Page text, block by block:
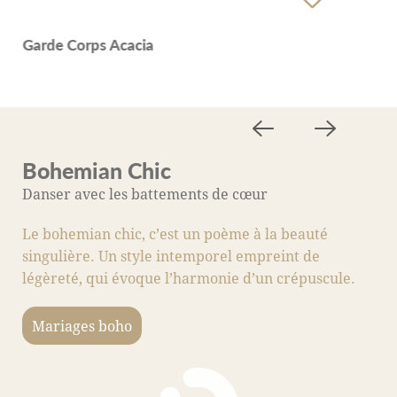
Garde Corps Acacia
Bohemian Chic
Danser avec les battements de cœur
Le bohemian chic, c’est un poème à la beauté
singulière. Un style intemporel empreint de
légèreté, qui évoque l’harmonie d’un crépuscule.
Mariages boho